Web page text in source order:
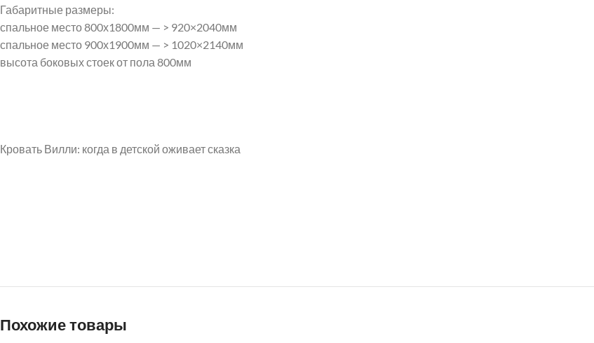
Габаритные размеры:
спальное место 800х1800мм — > 920×2040мм
спальное место 900х1900мм — > 1020×2140мм
высота боковых стоек от пола 800мм
Кровать Вилли: когда в детской оживает сказка
Похожие товары